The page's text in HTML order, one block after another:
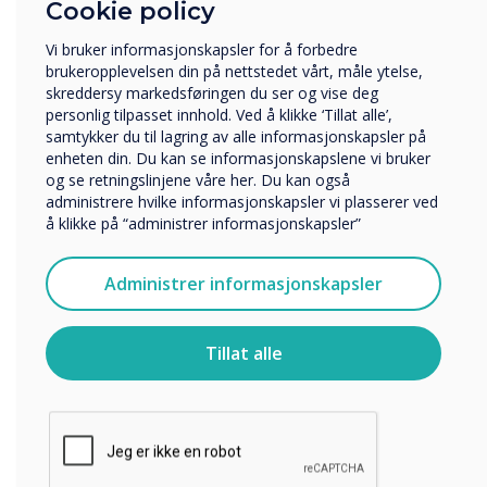
funksjonalitet for neste oppdatering.
Andre oppdateringer:
Siste Android-sikkerhetsoppdateringer
Evne til å dempe tastaturlyder (unntatt i
Chrome)
Cookie policy
Vi bruker informasjonskapsler for å forbedre
brukeropplevelsen din på nettstedet vårt, måle ytelse,
skreddersy markedsføringen du ser og vise deg
personlig tilpasset innhold. Ved å klikke ‘Tillat alle’,
samtykker du til lagring av alle informasjonskapsler på
enheten din. Du kan se informasjonskapslene vi bruker
og se retningslinjene våre her. Du kan også
administrere hvilke informasjonskapsler vi plasserer ved
å klikke på “administrer informasjonskapsler”
Administrer informasjonskapsler
Tillat alle
Hvilken bransje jobber du i?
Företag
Övriga
Selskapets navn
Vi vil gjerne kontakte deg angående våre produkter og
tjenester via e-post, telefon eller post.
Jeg godtar å motta kommunikasjon fra
Clevertouch.
For informasjon om hvordan vi samler inn og bruker
personopplysningene dine, se vår
personvernerklæring.
Ved å klikke på send gir du samtykke til Clevertouch til å